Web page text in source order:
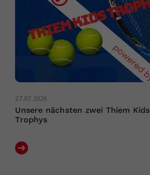
27.07.2026
Unsere nächsten zwei Thiem Kids
Trophys